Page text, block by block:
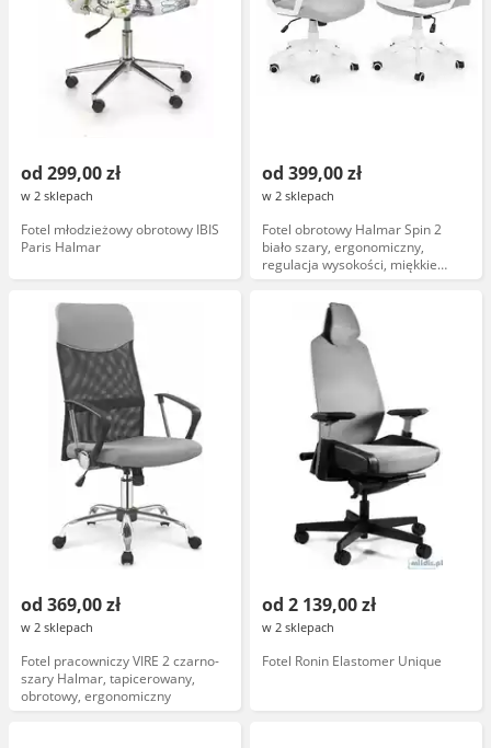
od 299,00 zł
w 2 sklepach
Fotel młodzieżowy obrotowy IBIS
Paris Halmar
od 399,00 zł
w 2 sklepach
Fotel obrotowy Halmar Spin 2
biało szary, ergonomiczny,
regulacja wysokości, miękkie
siedzisko, nowoczesny design
od 369,00 zł
w 2 sklepach
Fotel pracowniczy VIRE 2 czarno-
szary Halmar, tapicerowany,
obrotowy, ergonomiczny
od 2 139,00 zł
w 2 sklepach
Fotel Ronin Elastomer Unique